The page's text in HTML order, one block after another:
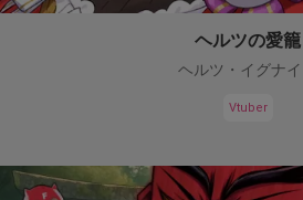
ヘルツの愛籠
ヘルツ・イグナイ
Vtuber